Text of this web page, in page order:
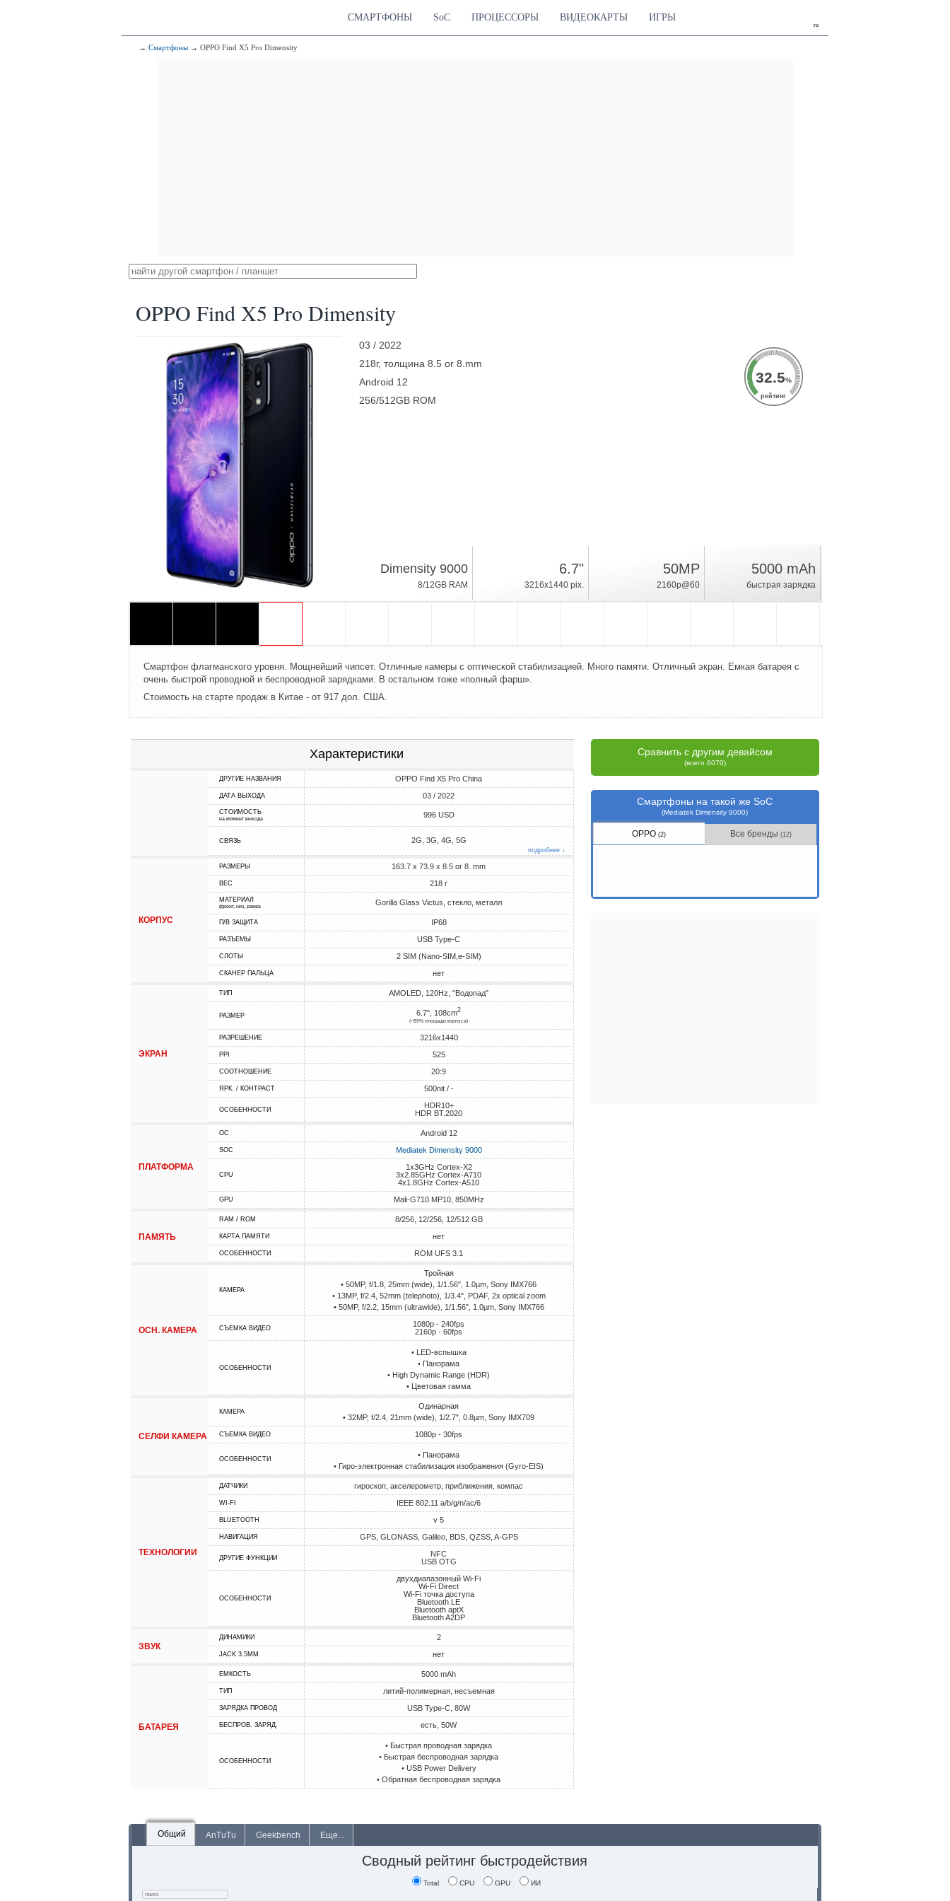
ru
СМАРТФОНЫ SoC ПРОЦЕССОРЫ ВИДЕОКАРТЫ ИГРЫ
→ Смартфоны → OPPO Find X5 Pro Dimensity
OPPO Find X5 Pro Dimensity
03 / 2022
218г, толщина 8.5 or 8.mm
Android 12
256/512GB ROM
32.5%
рейтинг
Dimensity 9000
8/12GB RAM
6.7"
3216x1440 pix.
50MP
2160p@60
5000 mAh
быстрая зарядка
Смартфон флагманского уровня. Мощнейший чипсет. Отличные камеры с оптической стабилизацией. Много памяти. Отличный экран. Емкая батарея с
очень быстрой проводной и беспроводной зарядками. В остальном тоже «полный фарш».
Стоимость на старте продаж в Китае - от 917 дол. США.
Характеристики
ДРУГИЕ НАЗВАНИЯ OPPO Find X5 Pro China
ДАТА ВЫХОДА 03 / 2022
СТОИМОСТЬ
на момент выхода 996 USD
СВЯЗЬ 2G, 3G, 4G, 5G
подробнее ↓
КОРПУС
РАЗМЕРЫ 163.7 x 73.9 x 8.5 or 8. mm
ВЕС 218 г
МАТЕРИАЛ
фронт, низ, рамка Gorilla Glass Victus, стекло, металл
П/В ЗАЩИТА IP68
РАЗЪЕМЫ USB Type-C
СЛОТЫ 2 SIM (Nano-SIM,e-SIM)
СКАНЕР ПАЛЬЦА нет
ЭКРАН
ТИП AMOLED, 120Hz, "Водопад"
РАЗМЕР 6.7", 108cm2
(~89% площади корпуса)
РАЗРЕШЕНИЕ 3216x1440
PPI 525
СООТНОШЕНИЕ 20:9
ЯРК. / КОНТРАСТ 500nit / -
ОСОБЕННОСТИ
HDR10+
HDR BT.2020
ПЛАТФОРМА
ОС Android 12
SOC Mediatek Dimensity 9000
CPU
1x3GHz Cortex-X2
3x2.85GHz Cortex-A710
4x1.8GHz Cortex-A510
GPU Mali-G710 MP10, 850MHz
ПАМЯТЬ
RAM / ROM 8/256, 12/256, 12/512 GB
КАРТА ПАМЯТИ нет
ОСОБЕННОСТИ ROM UFS 3.1
ОСН. КАМЕРА
КАМЕРА
Тройная
• 50MP, f/1.8, 25mm (wide), 1/1.56", 1.0µm, Sony IMX766
• 13MP, f/2.4, 52mm (telephoto), 1/3.4", PDAF, 2x optical zoom
• 50MP, f/2.2, 15mm (ultrawide), 1/1.56", 1.0µm, Sony IMX766
СЪЕМКА ВИДЕО
1080p - 240fps
2160p - 60fps
ОСОБЕННОСТИ
• LED-вспышка
• Панорама
• High Dynamic Range (HDR)
• Цветовая гамма
СЕЛФИ КАМЕРА
КАМЕРА
Одинарная
• 32MP, f/2.4, 21mm (wide), 1/2.7", 0.8µm, Sony IMX709
СЪЕМКА ВИДЕО 1080p - 30fps
ОСОБЕННОСТИ
• Панорама
• Гиро-электронная стабилизация изображения (Gyro-EIS)
ТЕХНОЛОГИИ
ДАТЧИКИ гироскоп, акселерометр, приближения, компас
WI-FI IEEE 802.11 a/b/g/n/ac/6
BLUETOOTH v 5
НАВИГАЦИЯ GPS, GLONASS, Galileo, BDS, QZSS, A-GPS
ДРУГИЕ ФУНКЦИИ
NFC
USB OTG
ОСОБЕННОСТИ
двухдиапазонный Wi-Fi
Wi-Fi Direct
Wi-Fi точка доступа
Bluetooth LE
Bluetooth aptX
Bluetooth A2DP
ЗВУК
ДИНАМИКИ 2
JACK 3.5MM нет
БАТАРЕЯ
ЕМКОСТЬ 5000 mAh
ТИП литий-полимерная, несъемная
ЗАРЯДКА ПРОВОД USB Type-C, 80W
БЕСПРОВ. ЗАРЯД. есть, 50W
ОСОБЕННОСТИ
• Быстрая проводная зарядка
• Быстрая беспроводная зарядка
• USB Power Delivery
• Обратная беспроводная зарядка
Сравнить с другим девайсом
(всего 6070)
Смартфоны на такой же SoC
(Mediatek Dimensity 9000)
OPPO(2) Все бренды (12)
Общий AnTuTu Geekbench Еще...
Сводный рейтинг быстродействия
Total CPU GPU ИИ